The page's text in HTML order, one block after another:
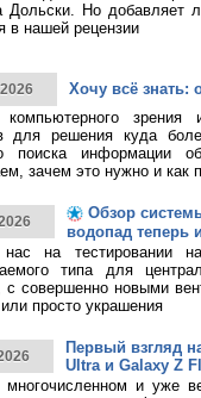
Дольски. Но добавляет
в нашей рецензии
Хочу всё
компьютерного зрения
для решения куда
поиска информации
зачем это нужно и как
Обзор
водопад теперь
на тестировании
типа для
с совершенно новыми
просто украшения
Первый взгляд
Ultra и Galaxy Z
и уже